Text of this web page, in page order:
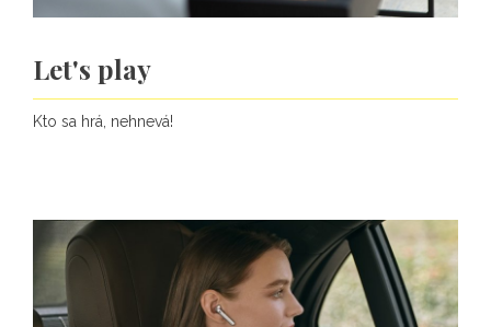
Let's play
Kto sa hrá, nehnevá!